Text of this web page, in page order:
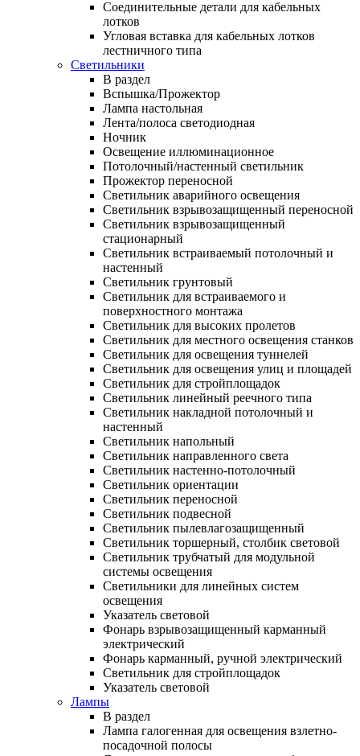
Соединительные детали для кабельных
лотков
Угловая вставка для кабельных лотков
лестничного типа
Светильники
В раздел
Вспышка/Прожектор
Лампа настольная
Лента/полоса светодиодная
Ночник
Освещение иллюминационное
Потолочный/настенный светильник
Прожектор переносной
Светильник аварийного освещения
Светильник взрывозащищенный переносной
Светильник взрывозащищенный
стационарный
Светильник встраиваемый потолочный и
настенный
Светильник грунтовый
Светильник для встраиваемого и
поверхностного монтажа
Светильник для высоких пролетов
Светильник для местного освещения станков
Светильник для освещения туннелей
Светильник для освещения улиц и площадей
Светильник для стройплощадок
Светильник линейный реечного типа
Светильник накладной потолочный и
настенный
Светильник напольный
Светильник направленного света
Светильник настенно-потолочный
Светильник ориентации
Светильник переносной
Светильник подвесной
Светильник пылевлагозащищенный
Светильник торшерный, столбик световой
Светильник трубчатый для модульной
системы освещения
Светильники для линейных систем
освещения
Указатель световой
Фонарь взрывозащищенный карманный
электрический
Фонарь карманный, ручной электрический
Светильник для стройплощадок
Указатель световой
Лампы
В раздел
Лампа галогенная для освещения взлетно-
посадочной полосы